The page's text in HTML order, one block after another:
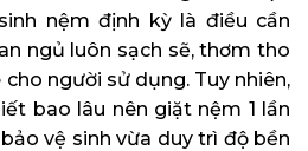
nệm định kỳ là điều cần
ngủ luôn sạch sẽ, thơm tho
người sử dụng. Tuy nhiên,
bao lâu nên giặt nệm 1 lần
vệ sinh vừa duy trì độ bền